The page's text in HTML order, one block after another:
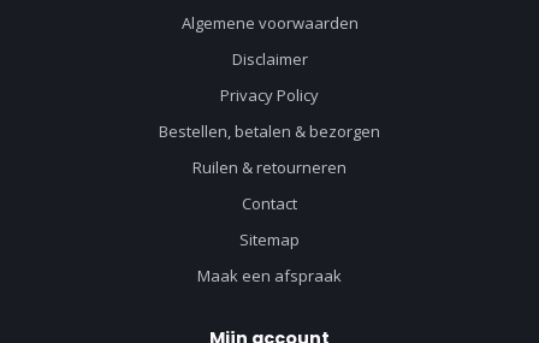
Algemene voorwaarden
Disclaimer
Privacy Policy
Bestellen, betalen & bezorgen
Ruilen & retourneren
Contact
Sitemap
Maak een afspraak